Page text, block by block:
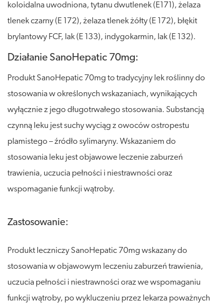
koloidalna uwodniona, tytanu dwutlenek (E171), żelaza
tlenek czarny (E 172), żelaza tlenek żółty (E 172), błękit
brylantowy FCF, lak (E 133), indygokarmin, lak (E 132).
Działanie SanoHepatic 70mg:
Produkt SanoHepatic 70mg to tradycyjny lek roślinny do
stosowania w określonych wskazaniach, wynikających
wyłącznie z jego długotrwałego stosowania. Substancją
czynną leku jest suchy wyciąg z owoców ostropestu
plamistego – źródło sylimaryny. Wskazaniem do
stosowania leku jest objawowe leczenie zaburzeń
trawienia, uczucia pełności i niestrawności oraz
wspomaganie funkcji wątroby.
Zastosowanie:
Produkt leczniczy SanoHepatic 70mg wskazany do
stosowania w objawowym leczeniu zaburzeń trawienia,
uczucia pełności i niestrawności oraz we wspomaganiu
funkcji wątroby, po wykluczeniu przez lekarza poważnych